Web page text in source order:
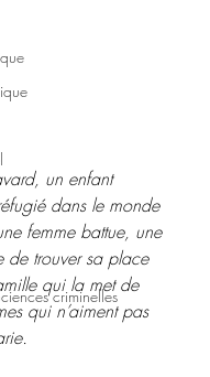
criminelles
un enfant
dans le monde
femme battue, une
de trouver sa place
qui la met de
qui n’aiment pas